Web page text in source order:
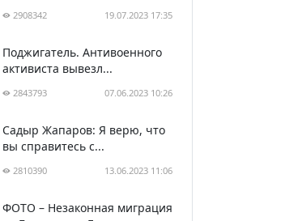
2908342 19.07.2023 17:35
Поджигатель. Антивоенного
активиста вывезл...
2843793 07.06.2023 10:26
Садыр Жапаров: Я верю, что
вы справитесь с...
2810390 13.06.2023 11:06
ФОТО – Незаконная миграция